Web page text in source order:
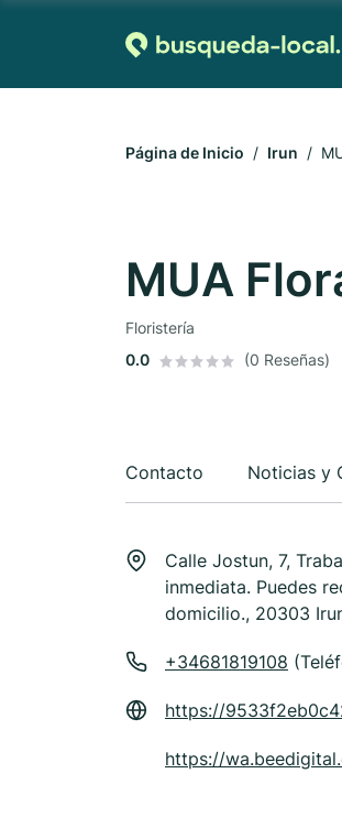
Página de Inicio Irun
MUA
Floristería
0.0
(0 Reseñas)
Contacto Noticias y
Calle Jostun, 7,
inmediata. Puedes
domicilio., 20303
+34681819108
https://
https://